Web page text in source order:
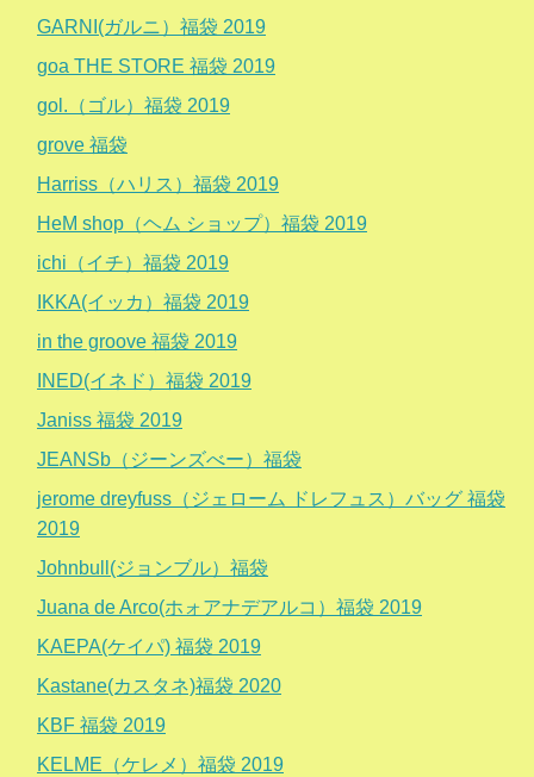
GARNI(ガルニ）福袋 2019
goa THE STORE 福袋 2019
gol.（ゴル）福袋 2019
grove 福袋
Harriss（ハリス）福袋 2019
HeM shop（ヘム ショップ）福袋 2019
ichi（イチ）福袋 2019
IKKA(イッカ）福袋 2019
in the groove 福袋 2019
INED(イネド）福袋 2019
Janiss 福袋 2019
JEANSb（ジーンズべー）福袋
jerome dreyfuss（ジェローム ドレフュス）バッグ 福袋
2019
Johnbull(ジョンブル）福袋
Juana de Arco(ホォアナデアルコ）福袋 2019
KAEPA(ケイパ) 福袋 2019
Kastane(カスタネ)福袋 2020
KBF 福袋 2019
KELME（ケレメ）福袋 2019